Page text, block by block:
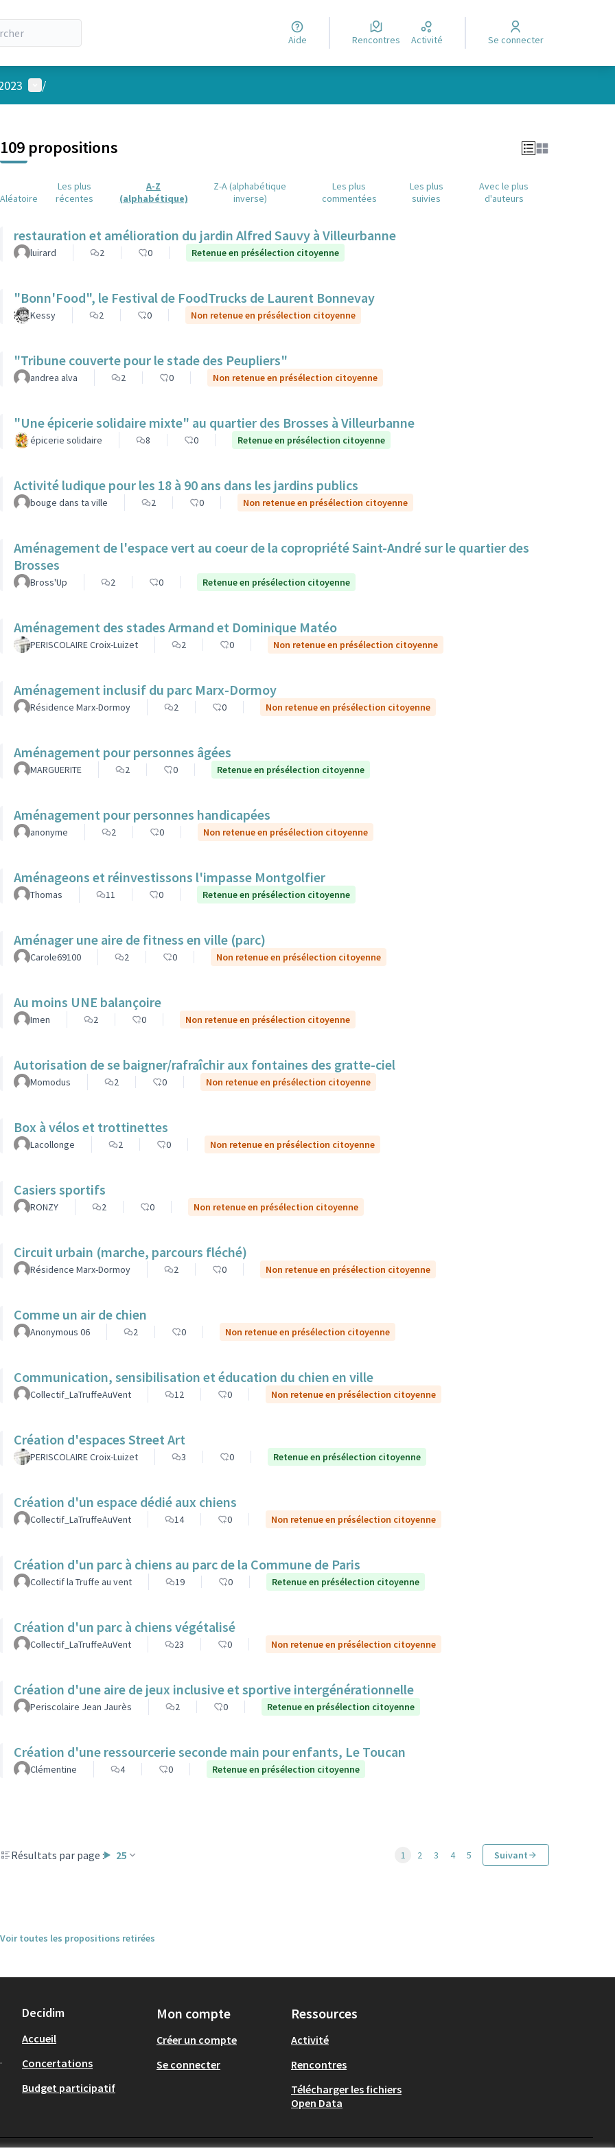
Aide Rencontres Activité Se connecter
Menu utilisateur
/
109 propositions
Aléatoire
Les plus
récentes
A-Z
(alphabétique)
Z-A (alphabétique
inverse)
Les plus
commentées
Les plus
suivies
Avec le plus
d'auteurs
restauration et amélioration du jardin Alfred Sauvy à Villeurbanne
luirard 2 0 Retenue en présélection citoyenne
"Bonn'Food", le Festival de FoodTrucks de Laurent Bonnevay
Kessy 2 0 Non retenue en présélection citoyenne
"Tribune couverte pour le stade des Peupliers"
andrea alva 2 0 Non retenue en présélection citoyenne
"Une épicerie solidaire mixte" au quartier des Brosses à Villeurbanne
épicerie solidaire 8 0 Retenue en présélection citoyenne
Activité ludique pour les 18 à 90 ans dans les jardins publics
bouge dans ta ville 2 0 Non retenue en présélection citoyenne
Aménagement de l'espace vert au coeur de la copropriété Saint-André sur le quartier des
Brosses
Bross'Up 2 0 Retenue en présélection citoyenne
Aménagement des stades Armand et Dominique Matéo
PERISCOLAIRE Croix-Luizet 2 0 Non retenue en présélection citoyenne
Aménagement inclusif du parc Marx-Dormoy
Résidence Marx-Dormoy 2 0 Non retenue en présélection citoyenne
Aménagement pour personnes âgées
MARGUERITE 2 0 Retenue en présélection citoyenne
Aménagement pour personnes handicapées
anonyme 2 0 Non retenue en présélection citoyenne
Aménageons et réinvestissons l'impasse Montgolfier
Thomas 11 0 Retenue en présélection citoyenne
Aménager une aire de fitness en ville (parc)
Carole69100 2 0 Non retenue en présélection citoyenne
Au moins UNE balançoire
Imen 2 0 Non retenue en présélection citoyenne
Autorisation de se baigner/rafraîchir aux fontaines des gratte-ciel
Momodus 2 0 Non retenue en présélection citoyenne
Box à vélos et trottinettes
Lacollonge 2 0 Non retenue en présélection citoyenne
Casiers sportifs
RONZY 2 0 Non retenue en présélection citoyenne
Circuit urbain (marche, parcours fléché)
Résidence Marx-Dormoy 2 0 Non retenue en présélection citoyenne
Comme un air de chien
Anonymous 06 2 0 Non retenue en présélection citoyenne
Communication, sensibilisation et éducation du chien en ville
Collectif_LaTruffeAuVent 12 0 Non retenue en présélection citoyenne
Création d'espaces Street Art
PERISCOLAIRE Croix-Luizet 3 0 Retenue en présélection citoyenne
Création d'un espace dédié aux chiens
Collectif_LaTruffeAuVent 14 0 Non retenue en présélection citoyenne
Création d'un parc à chiens au parc de la Commune de Paris
Collectif la Truffe au vent 19 0 Retenue en présélection citoyenne
Création d'un parc à chiens végétalisé
Collectif_LaTruffeAuVent 23 0 Non retenue en présélection citoyenne
Création d'une aire de jeux inclusive et sportive intergénérationnelle
Periscolaire Jean Jaurès 2 0 Retenue en présélection citoyenne
Création d'une ressourcerie seconde main pour enfants, Le Toucan
Clémentine 4 0 Retenue en présélection citoyenne
Résultats par page : 25 1 2 3 4 5 Suivant
Voir toutes les propositions retirées
Decidim
Accueil
Concertations
Budget participatif
Mon compte
Créer un compte
Se connecter
Ressources
Activité
Rencontres
Télécharger les fichiers
Open Data